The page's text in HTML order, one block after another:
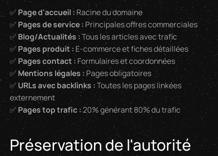
✅Page d'accueil :Racine du domaine
✅ Pages de service : Principales offres commerciales
✅Blog/Actualités :Tous les articles avec trafic
✅ Pages produit : E-commerce et fiches détaillées
✅Pages contact : Formulaires et coordonnées
✅ Mentions légales :Pages obligatoires
✅ URLs avec backlinks :Toutes les pages linkées
externement
✅Pages top trafic :20% générant 80% du trafic
Préservation de l'autorité